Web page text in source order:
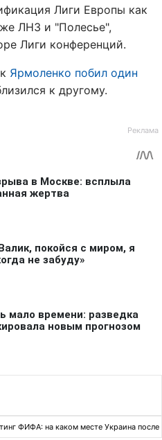
Лиги Европы как
ЛНЗ и "Полесье",
Лиги конференций.
Ярмоленко побил один
к другому.
ФИФА: на каком месте Украина